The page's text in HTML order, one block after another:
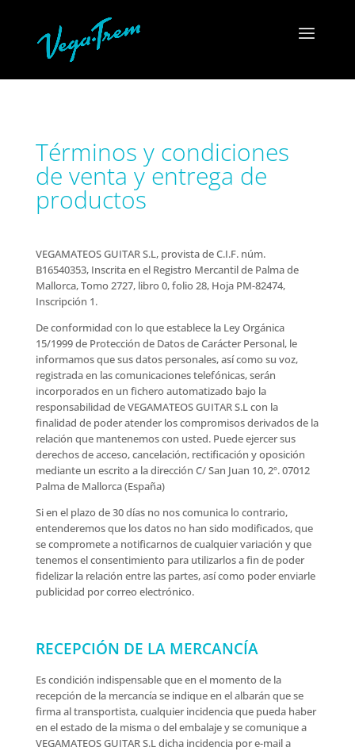
Términos y condiciones
de venta y entrega de
productos
VEGAMATEOS GUITAR S.L, provista de C.I.F. núm.
B16540353, Inscrita en el Registro Mercantil de Palma de
Mallorca, Tomo 2727, libro 0, folio 28, Hoja PM-82474,
Inscripción 1.
De conformidad con lo que establece la Ley Orgánica
15/1999 de Protección de Datos de Carácter Personal, le
informamos que sus datos personales, así como su voz,
registrada en las comunicaciones telefónicas, serán
incorporados en un fichero automatizado bajo la
responsabilidad de VEGAMATEOS GUITAR S.L con la
finalidad de poder atender los compromisos derivados de la
relación que mantenemos con usted. Puede ejercer sus
derechos de acceso, cancelación, rectificación y oposición
mediante un escrito a la dirección C/ San Juan 10, 2º. 07012
Palma de Mallorca (España)
Si en el plazo de 30 días no nos comunica lo contrario,
entenderemos que los datos no han sido modificados, que
se compromete a notificarnos de cualquier variación y que
tenemos el consentimiento para utilizarlos a fin de poder
fidelizar la relación entre las partes, así como poder enviarle
publicidad por correo electrónico.
RECEPCIÓN DE LA MERCANCÍA
Es condición indispensable que en el momento de la
recepción de la mercancía se indique en el albarán que se
firma al transportista, cualquier incidencia que pueda haber
en el estado de la misma o del embalaje y se comunique a
VEGAMATEOS GUITAR S.L dicha incidencia por e-mail a